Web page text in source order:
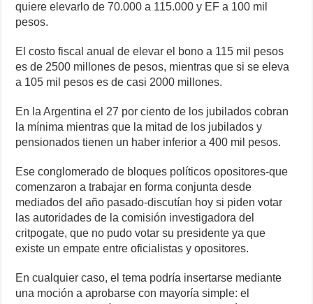
quiere elevarlo de 70.000 a 115.000 y EF a 100 mil
pesos.
El costo fiscal anual de elevar el bono a 115 mil pesos
es de 2500 millones de pesos, mientras que si se eleva
a 105 mil pesos es de casi 2000 millones.
En la Argentina el 27 por ciento de los jubilados cobran
la mínima mientras que la mitad de los jubilados y
pensionados tienen un haber inferior a 400 mil pesos.
Ese conglomerado de bloques políticos opositores-que
comenzaron a trabajar en forma conjunta desde
mediados del año pasado-discutían hoy si piden votar
las autoridades de la comisión investigadora del
critpogate, que no pudo votar su presidente ya que
existe un empate entre oficialistas y opositores.
En cualquier caso, el tema podría insertarse mediante
una moción a aprobarse con mayoría simple: el